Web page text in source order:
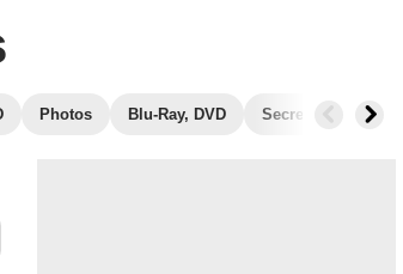
Photos Blu-Ray, DVD Secrets de tournage